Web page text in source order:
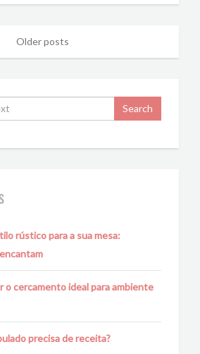
Older posts
rústico para a sua mesa:
o cercamento ideal para ambiente
precisa de receita?